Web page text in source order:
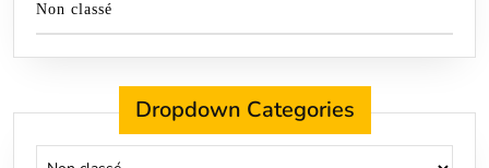
Non classé
Dropdown Categories